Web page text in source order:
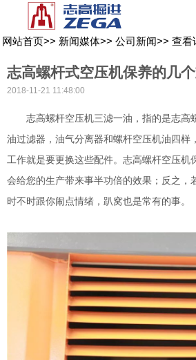
网站首页>> 新闻媒体>> 公司新闻>> 查看
志高螺杆式空压机保养的几
2018-11-21 11:48:00
志高螺杆空压机三滤一油，指的是志高
油过滤器，油气分离器和螺杆空压机油四样
工作就是要更换这些配件。志高螺杆空压机
会给您的生产带来事半功倍的效果；反之，
时不时跟你闹点情绪，趴窝也是常有的事。